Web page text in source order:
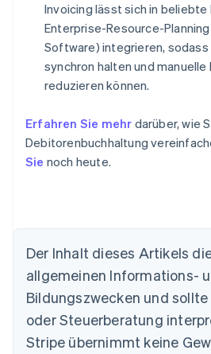
Invoicing lässt sich in beliebte
Enterprise-Resource-
Software) integrieren, sodass
synchron halten und
reduzieren können.
Erfahren Sie mehr darüber, wie
Debitorenbuchhaltung
Sie noch heute.
Der Inhalt dieses Artikels
allgemeinen Informations-
Bildungszwecken und
oder Steuerberatung
Stripe übernimmt keine
English
Belgien
Nederlands Français Deutsch English
Brasilien
PortuguêsEnglish
Bulgarien